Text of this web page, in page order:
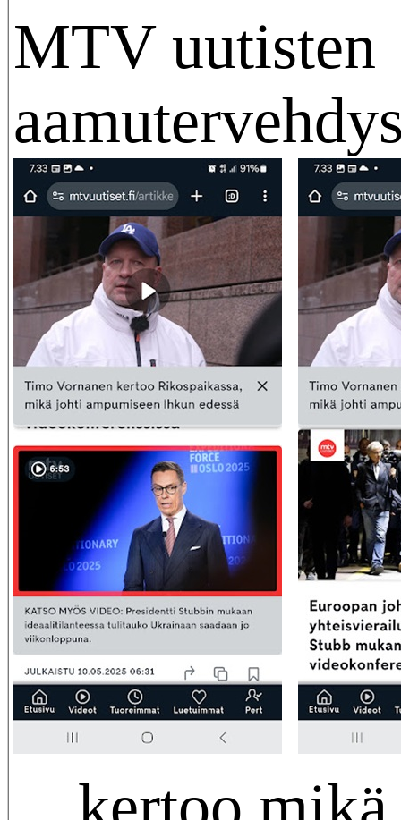
MTV uutisten